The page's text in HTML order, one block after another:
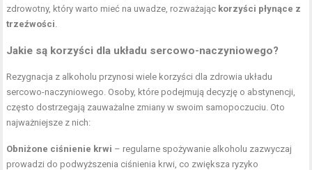
zdrowotny, który warto mieć na uwadze, rozważając korzyści płynące z
trzeźwości
Jakie są korzyści dla układu sercowo-naczyniowego?
Rezygnacja z alkoholu przynosi wiele korzyści dla zdrowia układu
sercowo-naczyniowego. Osoby, które podejmują decyzję o abstynencji,
często dostrzegają zauważalne zmiany w swoim samopoczuciu. Oto
najważniejsze z nich:
Obniżone ciśnienie krwi – regularne spożywanie alkoholu zazwyczaj
prowadzi do podwyższenia ciśnienia krwi, co zwiększa ryzyko